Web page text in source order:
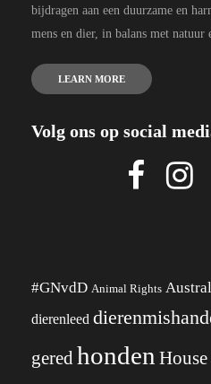
bijdragen aan een duurzame en
mens en dier, in balans met natuur
LEARN MORE
Volg ons op social
#GNvdD Animal Rights
dierenleed
geredhonden